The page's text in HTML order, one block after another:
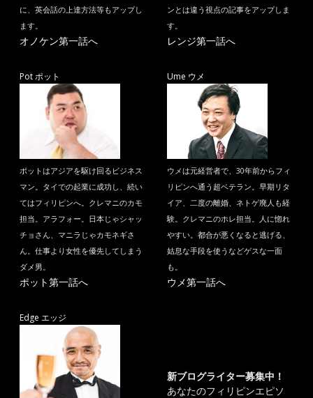
に、英会話の上達方法等もアップし
ます。
オノケン第一話へ
ンとは違う視点の記事をアップしま
す。
レンジ第一話へ
Pot ポット
ポットはアジアを駆け回るビジネス
マン。タイでの起業に成功し、続い
てはフィリピンへ。クレマニのカモ
担当。アラフォー。日本じゃシャッ
チョさん、マニラじゃカモネギさ
ん。仕事より女性を優先してしまう
ダメ男。
ポット第一話へ
Ume ウメ
ウメは元経営者で、30年前からフィ
リピンへ通う超ベテラン。早期リタ
イア、二度の離婚、ネトゲ廃人も経
験。クレマニのホレ担当。人に惚れ
やすい。都合が悪くなると逃げる、
姑息な手段を使うなどゲスな一面
も。
ウメ第一話へ
Edge エッジ
新ブログライター募集中！
あなたのフィリピンエピソ